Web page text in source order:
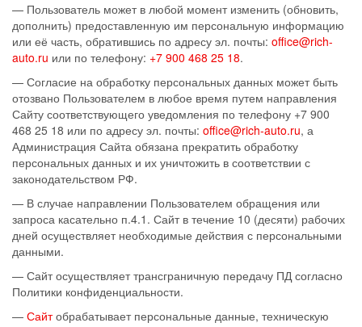
— Пользователь может в любой момент изменить (обновить,
дополнить) предоставленную им персональную информацию
или её часть, обратившись по адресу эл. почты: office@rich-
auto.ru или по телефону: +7 900 468 25 18.
— Согласие на обработку персональных данных может быть
отозвано Пользователем в любое время путем направления
Сайту соответствующего уведомления по телефону +7 900
468 25 18 или по адресу эл. почты: office@rich-auto.ru, а
Администрация Сайта обязана прекратить обработку
персональных данных и их уничтожить в соответствии с
законодательством РФ.
— В случае направлении Пользователем обращения или
запроса касательно п.4.1. Сайт в течение 10 (десяти) рабочих
дней осуществляет необходимые действия с персональными
данными.
— Сайт осуществляет трансграничную передачу ПД согласно
Политики конфиденциальности.
— Сайтобрабатывает персональные данные, техническую